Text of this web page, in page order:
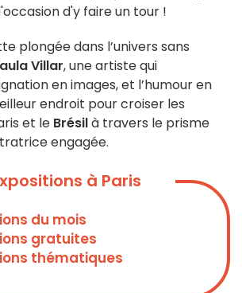
d'y faire un tour !
plongée dans l’univers sans
Villar, une artiste qui
en images, et l’humour en
endroit pour croiser les
et le Brésilà travers le prisme
engagée.
à Paris
du mois
gratuites
thématiques